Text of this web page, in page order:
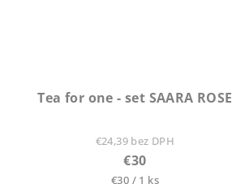
Tea for one - set SAARA ROSE
€24,39 bez DPH
€30
Jednotková
€30 / 1 ks